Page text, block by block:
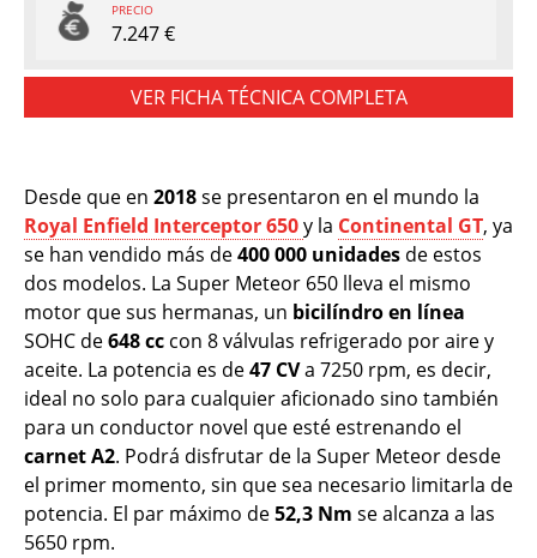
PRECIO
7.247 €
VER FICHA TÉCNICA COMPLETA
Desde que en 2018se presentaron en el mundo la
Royal Enfield Interceptor 650y la Continental GT, ya
se han vendido más de400 000 unidades de estos
dos modelos. La Super Meteor 650 lleva el mismo
motor que sus hermanas, un bicilíndro en línea
SOHC de648 cc con 8 válvulas refrigerado por aire y
aceite. La potencia es de47 CVa 7250 rpm, es decir,
ideal no solo para cualquier aficionado sino también
para un conductor novel que esté estrenando el
carnet A2. Podrá disfrutar de la Super Meteor desde
el primer momento, sin que sea necesario limitarla de
potencia. El par máximo de52,3 Nm se alcanza a las
5650 rpm.